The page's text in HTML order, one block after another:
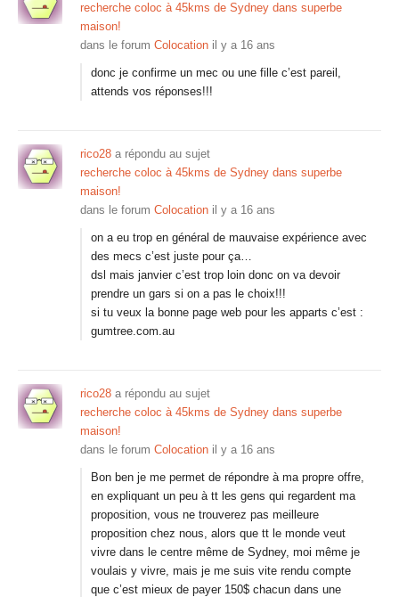
recherche coloc à 45kms de Sydney dans superbe
maison!
dans le forum Colocation il y a 16 ans
donc je confirme un mec ou une fille c’est pareil,
attends vos réponses!!!
rico28 a répondu au sujet
recherche coloc à 45kms de Sydney dans superbe
maison!
dans le forum Colocation il y a 16 ans
on a eu trop en général de mauvaise expérience avec
des mecs c’est juste pour ça…
dsl mais janvier c’est trop loin donc on va devoir
prendre un gars si on a pas le choix!!!
si tu veux la bonne page web pour les apparts c’est :
gumtree.com.au
rico28 a répondu au sujet
recherche coloc à 45kms de Sydney dans superbe
maison!
dans le forum Colocation il y a 16 ans
Bon ben je me permet de répondre à ma propre offre,
en expliquant un peu à tt les gens qui regardent ma
proposition, vous ne trouverez pas meilleure
proposition chez nous, alors que tt le monde veut
vivre dans le centre même de Sydney, moi même je
voulais y vivre, mais je me suis vite rendu compte
que c’est mieux de payer 150$ chacun dans une